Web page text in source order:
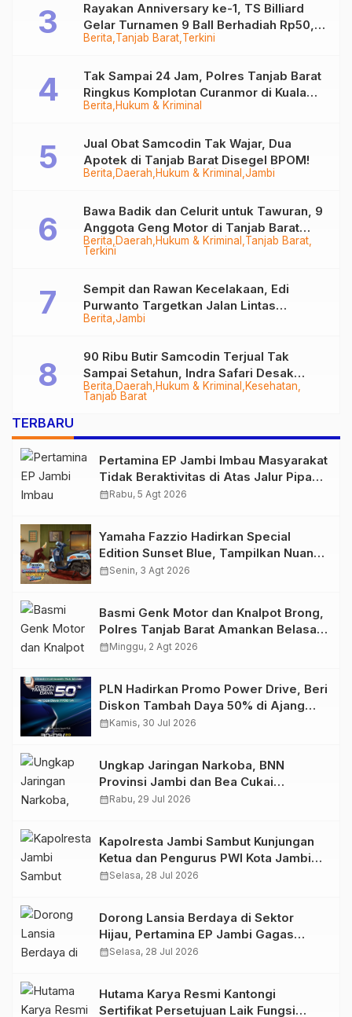
Berita Tanjab Barat Terkini
Rayakan Anniversary ke-1, TS Billiard
Gelar Turnamen 9 Ball Berhadiah Rp50,8
Juta
Berita Hukum & Kriminal
Tak Sampai 24 Jam, Polres Tanjab Barat
Ringkus Komplotan Curanmor di Kuala
Tungkal
Berita Daerah Hukum & Kriminal Jambi
Jual Obat Samcodin Tak Wajar, Dua
Apotek di Tanjab Barat Disegel BPOM!
Berita Daerah Hukum & Kriminal Tanjab Barat
Terkini
Bawa Badik dan Celurit untuk Tawuran, 9
Anggota Geng Motor di Tanjab Barat
Diringkus
Berita Jambi
Sempit dan Rawan Kecelakaan, Edi
Purwanto Targetkan Jalan Lintas
Tungkal-Jambi Mulus di 2028
Berita Daerah Hukum & Kriminal
Kesehatan
Tanjab Barat
90 Ribu Butir Samcodin Terjual Tak
Sampai Setahun, Indra Safari Desak
Audit Menyeluruh
TERBARU
Pertamina EP Jambi Imbau Masyarakat
Tidak Beraktivitas di Atas Jalur Pipa
Migas Demi Keselamatan Bersama
calendar_monthRabu, 5 Agt 2026
Yamaha Fazzio Hadirkan Special
Edition Sunset Blue, Tampilkan Nuansa
Retro Summer yang Semakin Skena
calendar_monthSenin, 3 Agt 2026
Basmi Genk Motor dan Knalpot Brong,
Polres Tanjab Barat Amankan Belasan
Kendaraan
calendar_monthMinggu, 2 Agt 2026
PLN Hadirkan Promo Power Drive, Beri
Diskon Tambah Daya 50% di Ajang
GIIAS 2026
calendar_monthKamis, 30 Jul 2026
Ungkap Jaringan Narkoba, BNN
Provinsi Jambi dan Bea Cukai
Amankan Sembilan Pelaku beserta
calendar_monthRabu, 29 Jul 2026
Kapolresta Jambi Sambut Kunjungan
Ketua dan Pengurus PWI Kota Jambi
Perkuat Sinergi dan Kolaborasi
calendar_monthSelasa, 28 Jul 2026
Dorong Lansia Berdaya di Sektor
Hijau, Pertamina EP Jambi Gagas
Lansiapreneur Batik Eco-Print
calendar_monthSelasa, 28 Jul 2026
Hutama Karya Resmi Kantongi
Sertifikat Persetujuan Laik Fungsi